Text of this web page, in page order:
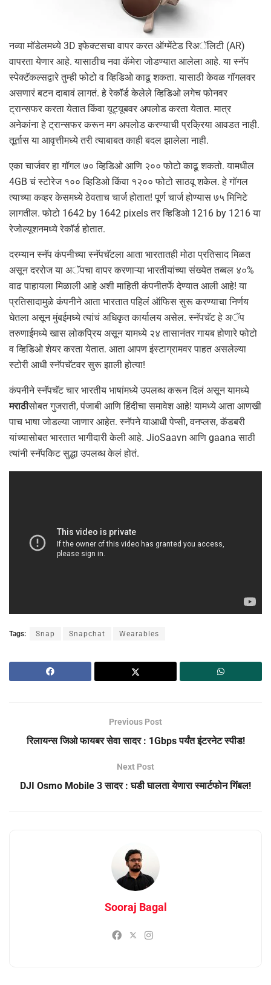
नव्या मॉडेलमध्ये 3D इफेक्टसचा वापर करत ऑग्मेंटेड रिअॅलिटी (AR)
वापरता येणार आहे. यासाठीच नवा कॅमेरा जोडण्यात आलेला आहे. या स्नॅप
स्पेक्टॅकल्सद्वारे तुम्ही फोटो व व्हिडिओ काढू शकता. यासाठी केवळ गॉगलवर
असणारं बटन दाबावं लागतं. हे रेकॉर्ड केलेले व्हिडिओ लगेच फोनवर
ट्रान्सफर करता येतात किंवा यूट्यूबवर अपलोड करता येतात. मात्र
अनेकांना हे ट्रान्सफर करून मग अपलोड करण्याची प्रक्रिया आवडत नाही.
तूर्तास या आवृत्तीमध्ये तरी त्याबाबत काही बदल झालेला नाही.
एका चार्जवर हा गॉगल ७० व्हिडिओ आणि २०० फोटो काढू शकतो. यामधील
4GB चं स्टोरेज १०० व्हिडिओ किंवा १२०० फोटो साठवू शकेल. हे गॉगल
त्याच्या कव्हर केसमध्ये ठेवताच चार्ज होतात! पूर्ण चार्ज होण्यास ७५ मिनिटे
लागतील. फोटो 1642 by 1642 pixels तर व्हिडिओ 1216 by 1216 या
रेजोल्यूशनमध्ये रेकॉर्ड होतात.
दरम्यान स्नॅप कंपनीच्या स्नॅपचॅटला आता भारतातही मोठा प्रतिसाद मिळत
असून दररोज या अॅपचा वापर करणाऱ्या भारतीयांच्या संख्येत तब्बल ४०%
वाढ पाहायला मिळाली आहे अशी माहिती कंपनीतर्फे देण्यात आली आहे! या
प्रतिसादामुळे कंपनीने आता भारतात पहिलं ऑफिस सुरू करण्याचा निर्णय
घेतला असून मुंबईमध्ये त्यांचं अधिकृत कार्यालय असेल. स्नॅपचॅट हे अॅप
तरुणाईमध्ये खास लोकप्रिय असून यामध्ये २४ तासानंतर गायब होणारे फोटो
व व्हिडिओ शेयर करता येतात. आता आपण इंस्टाग्रामवर पाहत असलेल्या
स्टोरी आधी स्नॅपचॅटवर सुरू झाली होत्या!
कंपनीने स्नॅपचॅट चार भारतीय भाषांमध्ये उपलब्ध करून दिलं असून यामध्ये
मराठीसोबत गुजराती, पंजाबी आणि हिंदीचा समावेश आहे! यामध्ये आता आणखी
पाच भाषा जोडल्या जाणार आहेत. स्नॅपने याआधी पेप्सी, वनप्लस, कॅडबरी
यांच्यासोबत भारतात भागीदारी केली आहे. JioSaavn आणि gaana साठी
त्यांनी स्नॅपकिट सुद्धा उपलब्ध केलं होतं.
Tags: Snap Snapchat Wearables
Previous Post
रिलायन्स जिओ फायबर सेवा सादर : 1Gbps पर्यंत इंटरनेट स्पीड!
Next Post
DJI Osmo Mobile 3 सादर : घडी घालता येणारा स्मार्टफोन गिंबल!
Sooraj Bagal